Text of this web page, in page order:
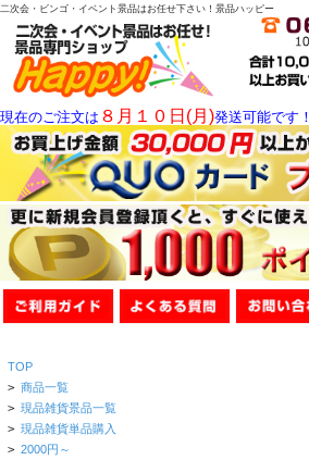
二次会・ビンゴ・イベント景品はお任せ下さい！景品ハッピー
現在のご注文は ８月１０日(月)発送可能です！
TOP
> 商品一覧
> 現品雑貨景品一覧
> 現品雑貨単品購入
> 2000円～